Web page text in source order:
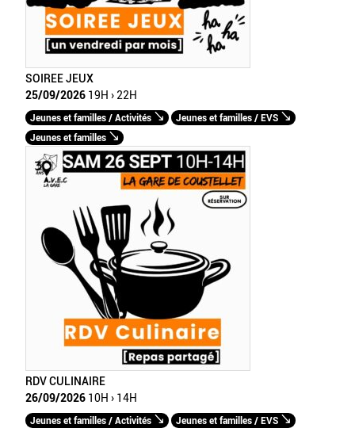
SOIREE JEUX
25/09/2026 19H › 22H
Jeunes et familles / Activités
Jeunes et familles / EVS
Jeunes et familles
RDV CULINAIRE
26/09/2026 10H › 14H
Jeunes et familles / Activités
Jeunes et familles / EVS